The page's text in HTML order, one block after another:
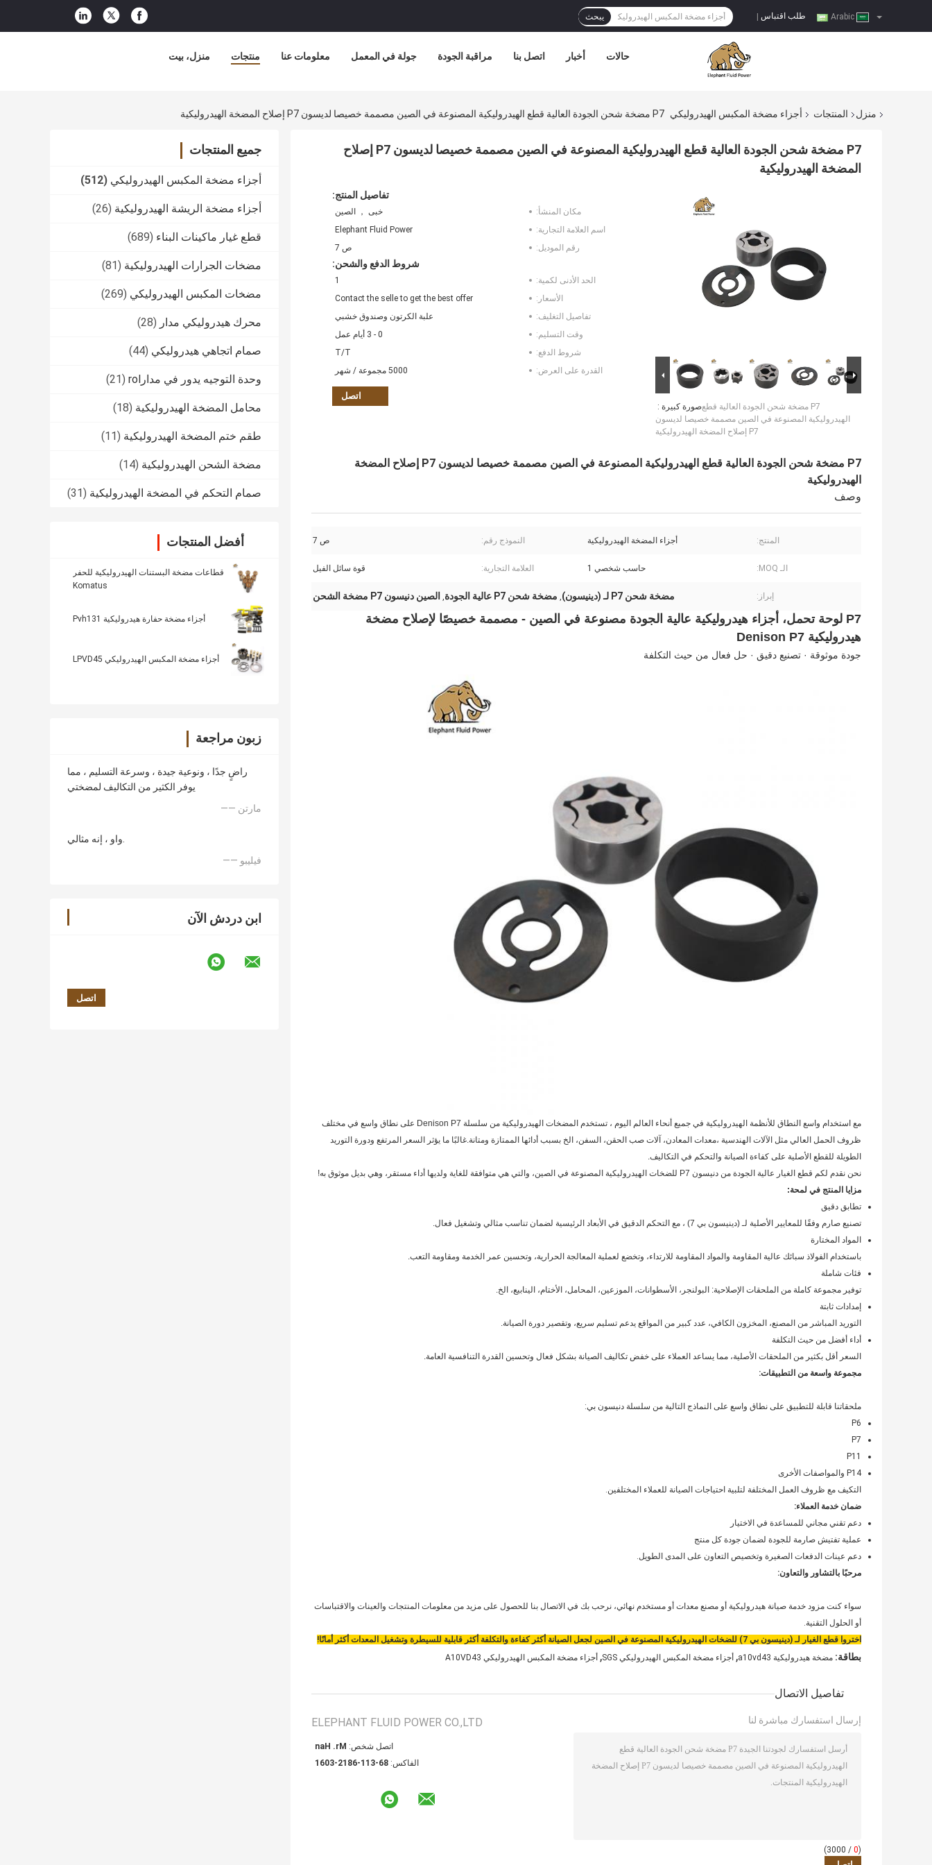
طلب اقتباس يبحث
منزل، بيت منتجات معلومات عنا جولة في المعمل مراقبة الجودة اتصل بنا أخبار حالات
منزل المنتجات أجزاء مضخة المكبس الهيدروليكي P7 مضخة شحن الجودة العالية قطع الهيدروليكية المصنوعة في الصين مصممة خصيصا لديسون P7 إصلاح المضخة الهيدروليكية
جميع المنتجات
أجزاء مضخة المكبس الهيدروليكي (512)
أجزاء مضخة الريشة الهيدروليكية (26)
قطع غيار ماكينات البناء (689)
مضخات الجرارات الهيدروليكية (81)
مضخات المكبس الهيدروليكي (269)
محرك هيدروليكي مدار (28)
صمام اتجاهي هيدروليكي (44)
وحدة التوجيه يدور في مدارrol (21)
محامل المضخة الهيدروليكية (18)
طقم ختم المضخة الهيدروليكية (11)
مضخة الشحن الهيدروليكية (14)
صمام التحكم في المضخة الهيدروليكية (31)
أفضل المنتجات
قطاعات مضخة البستنات الهيدروليكية للحفر
Komatus
أجزاء مضخة حفارة هيدروليكية Pvh131
أجزاء مضخة المكبس الهيدروليكي LPVD45
زبون مراجعة
راضٍ جدًا ، ونوعية جيدة ، وسرعة التسليم ، مما
يوفر الكثير من التكاليف لمضختي
—— مارتن
واو ، إنه مثالي.
—— فيليبو
ابن دردش الآن
P7 مضخة شحن الجودة العالية قطع الهيدروليكية المصنوعة في الصين مصممة خصيصا لديسون P7 إصلاح
المضخة الهيدروليكية
صورة كبيرة :P7 مضخة شحن الجودة العالية قطع
الهيدروليكية المصنوعة في الصين مصممة خصيصا لديسون
P7 إصلاح المضخة الهيدروليكية
تفاصيل المنتج:
مكان المنشأ:
خبى ， الصين
اسم العلامة التجارية:
Elephant Fluid Power
رقم الموديل:
ص 7
شروط الدفع والشحن:
الحد الأدنى لكمية:
1
الأسعار:
Contact the selle to get the best offer
تفاصيل التغليف:
علبة الكرتون وصندوق خشبي
وقت التسليم:
0 - 3 أيام عمل
شروط الدفع:
T/T
القدرة على العرض:
5000 مجموعة / شهر
اتصل
P7 مضخة شحن الجودة العالية قطع الهيدروليكية المصنوعة في الصين مصممة خصيصا لديسون P7 إصلاح المضخة
الهيدروليكية
وصف
المنتج: أجزاء المضخة الهيدروليكية النموذج رقم: ص 7
الـ MOQ: حاسب شخصي 1 العلامة التجارية: قوة سائل الفيل
إبراز: مضخة شحن P7 لـ (دينيسون) , مضخة شحن P7 عالية الجودة , الصين دنيسون P7 مضخة الشحن
P7 لوحة تحمل، أجزاء هيدروليكية عالية الجودة مصنوعة في الصين - مصممة خصيصًا لإصلاح مضخة
هيدروليكية Denison P7
جودة موثوقة · تصنيع دقيق · حل فعال من حيث التكلفة
مع استخدام واسع النطاق للأنظمة الهيدروليكية في جميع أنحاء العالم اليوم ، تستخدم المضخات الهيدروليكية من سلسلة Denison P7 على نطاق واسع في مختلف
ظروف الحمل العالي مثل الآلات الهندسية ،معدات المعادن، آلات صب الحقن، السفن، الخ بسبب أدائها الممتازة ومتانة.غالبًا ما يؤثر السعر المرتفع ودورة التوريد
الطويلة للقطع الأصلية على كفاءة الصيانة والتحكم في التكاليف.
نحن نقدم لكم قطع الغيار عالية الجودة من دنيسون P7 للضخات الهيدروليكية المصنوعة في الصين، والتي هي متوافقة للغاية ولديها أداء مستقر، وهي بديل موثوق به!
مزايا المنتج في لمحة:
تطابق دقيق
تصنيع صارم وفقًا للمعايير الأصلية لـ (دينيسون بي 7) ، مع التحكم الدقيق في الأبعاد الرئيسية لضمان تناسب مثالي وتشغيل فعال.
المواد المختارة
باستخدام الفولاذ سبائك عالية المقاومة والمواد المقاومة للارتداء، وتخضع لعملية المعالجة الحرارية، وتحسين عمر الخدمة ومقاومة التعب.
فئات شاملة
توفير مجموعة كاملة من الملحقات الإصلاحية: البولنجر، الأسطوانات، الموزعين، المحامل، الأختام، الينابيع، الخ.
إمدادات ثابتة
التوريد المباشر من المصنع، المخزون الكافي، عدد كبير من المواقع يدعم تسليم سريع، وتقصير دورة الصيانة.
أداء أفضل من حيث التكلفة
السعر أقل بكثير من الملحقات الأصلية، مما يساعد العملاء على خفض تكاليف الصيانة بشكل فعال وتحسين القدرة التنافسية العامة.
مجموعة واسعة من التطبيقات:
ملحقاتنا قابلة للتطبيق على نطاق واسع على النماذج التالية من سلسلة دنيسون بي:
P6
P7
P11
P14 والمواصفات الأخرى
التكيف مع ظروف العمل المختلفة لتلبية احتياجات الصيانة للعملاء المختلفين.
ضمان خدمة العملاء:
دعم تقني مجاني للمساعدة في الاختيار
عملية تفتيش صارمة للجودة لضمان جودة كل منتج
دعم عينات الدفعات الصغيرة وتخصيص التعاون على المدى الطويل.
مرحبًا بالتشاور والتعاون:
سواء كنت مزود خدمة صيانة هيدروليكية أو مصنع معدات أو مستخدم نهائي، نرحب بك في الاتصال بنا للحصول على مزيد من معلومات المنتجات والعينات والاقتباسات
أو الحلول التقنية.
اختروا قطع الغيار لـ (دينيسون بي 7) للضخات الهيدروليكية المصنوعة في الصين لجعل الصيانة أكثر كفاءة والتكلفة أكثر قابلية للسيطرة وتشغيل المعدات أكثر أمانًا!
بطاقة: مضخة هيدروليكية a10vd43 , أجزاء مضخة المكبس الهيدروليكي SGS , أجزاء مضخة المكبس الهيدروليكي A10VD43
تفاصيل الاتصال
ELEPHANT FLUID POWER CO.,LTD
اتصل شخص: Mr. Han
الفاكس: 86-311-6812-3061
إرسال استفسارك مباشرة لنا
(
0
/ 3000)